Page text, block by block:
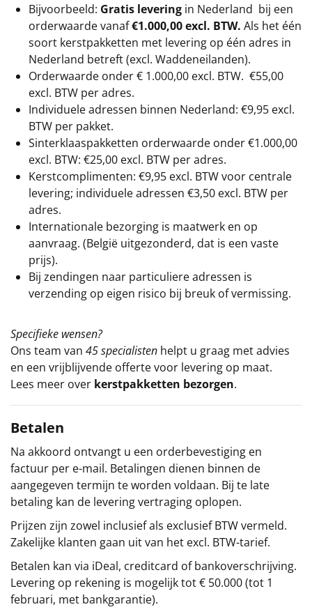
Bijvoorbeeld: Gratis levering in Nederland bij een
orderwaarde vanaf€1.000,00 excl. BTW. Als het één
soort kerstpakketten met levering op één adres in
Nederland betreft (excl. Waddeneilanden).
Orderwaarde onder € 1.000,00 excl. BTW. €55,00
excl. BTW per adres.
Individuele adressen binnen Nederland: €9,95 excl.
BTW per pakket.
Sinterklaaspakketten orderwaarde onder €1.000,00
excl. BTW: €25,00 excl. BTW per adres.
Kerstcomplimenten: €9,95 excl. BTW voor centrale
levering; individuele adressen €3,50 excl. BTW per
adres.
Internationale bezorging is maatwerk en op
aanvraag. (België uitgezonderd, dat is een vaste
prijs).
Bij zendingen naar particuliere adressen is
verzending op eigen risico bij breuk of vermissing.
Specifieke wensen?
Ons team van 45 specialisten helpt u graag met advies
en een vrijblijvende offerte voor levering op maat.
Lees meer over kerstpakketten bezorgen.
Betalen
Na akkoord ontvangt u een orderbevestiging en
factuur per e-mail. Betalingen dienen binnen de
aangegeven termijn te worden voldaan. Bij te late
betaling kan de levering vertraging oplopen.
Prijzen zijn zowel inclusief als exclusief BTW vermeld.
Zakelijke klanten gaan uit van het excl. BTW-tarief.
Betalen kan via iDeal, creditcard of bankoverschrijving.
Levering op rekening is mogelijk tot € 50.000 (tot 1
februari, met bankgarantie).